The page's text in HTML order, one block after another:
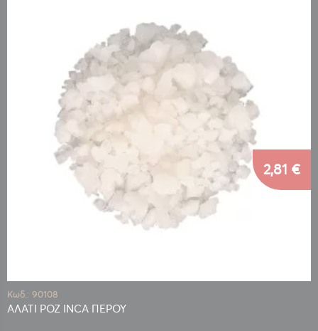
Κωδ.: 90108
ΑΛΑΤΙ ΡΟΖ INCA ΠΕΡΟΥ
2,81 €